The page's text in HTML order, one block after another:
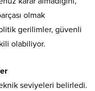
olmak
gerilimler, güvenli
olabiliyor.
seviyeleri belirledi.